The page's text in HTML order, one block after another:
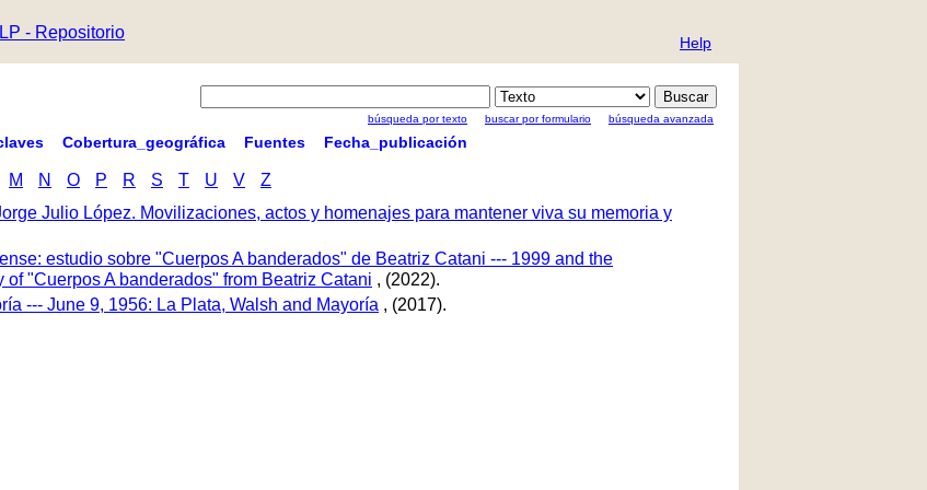
- Repositorio
Help
búsqueda por texto buscar por formulario búsqueda avanzada
Cobertura_geográfica Fuentes Fecha_publicación
M N O P R S T U V
Z
Julio López. Movilizaciones, actos y homenajes para mantener viva su memoria y
estudio sobre "Cuerpos A banderados" de Beatriz Catani --- 1999 and the
"Cuerpos A banderados" from Beatriz Catani , (2022).
--- June 9, 1956: La Plata, Walsh and Mayoría , (2017).